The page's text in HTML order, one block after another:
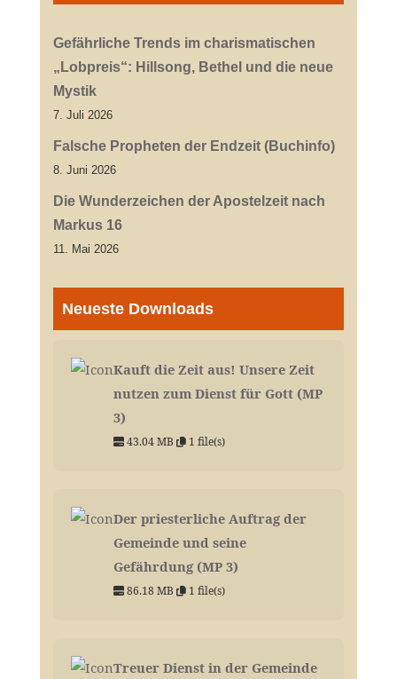
Gefährliche Trends im charismatischen
„Lobpreis“: Hillsong, Bethel und die neue
Mystik
7. Juli 2026
Falsche Propheten der Endzeit (Buchinfo)
8. Juni 2026
Die Wunderzeichen der Apostelzeit nach
Markus 16
11. Mai 2026
Neueste Downloads
Kauft die Zeit aus! Unsere Zeit
nutzen zum Dienst für Gott (MP
3)
43.04 MB 1 file(s)
Der priesterliche Auftrag der
Gemeinde und seine
Gefährdung (MP 3)
86.18 MB 1 file(s)
Treuer Dienst in der Gemeinde